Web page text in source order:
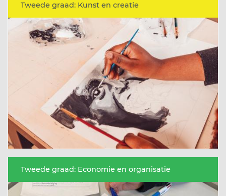
Tweede graad: Kunst en creatie
Tweede graad: Economie en organisatie